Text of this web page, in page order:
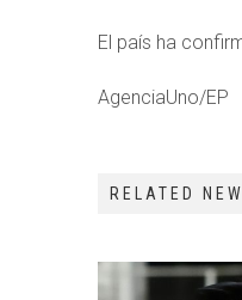
El país ha
AgenciaUno/EP
RELATED